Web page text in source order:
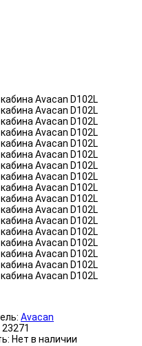
Avacan
23271
Нет в наличии